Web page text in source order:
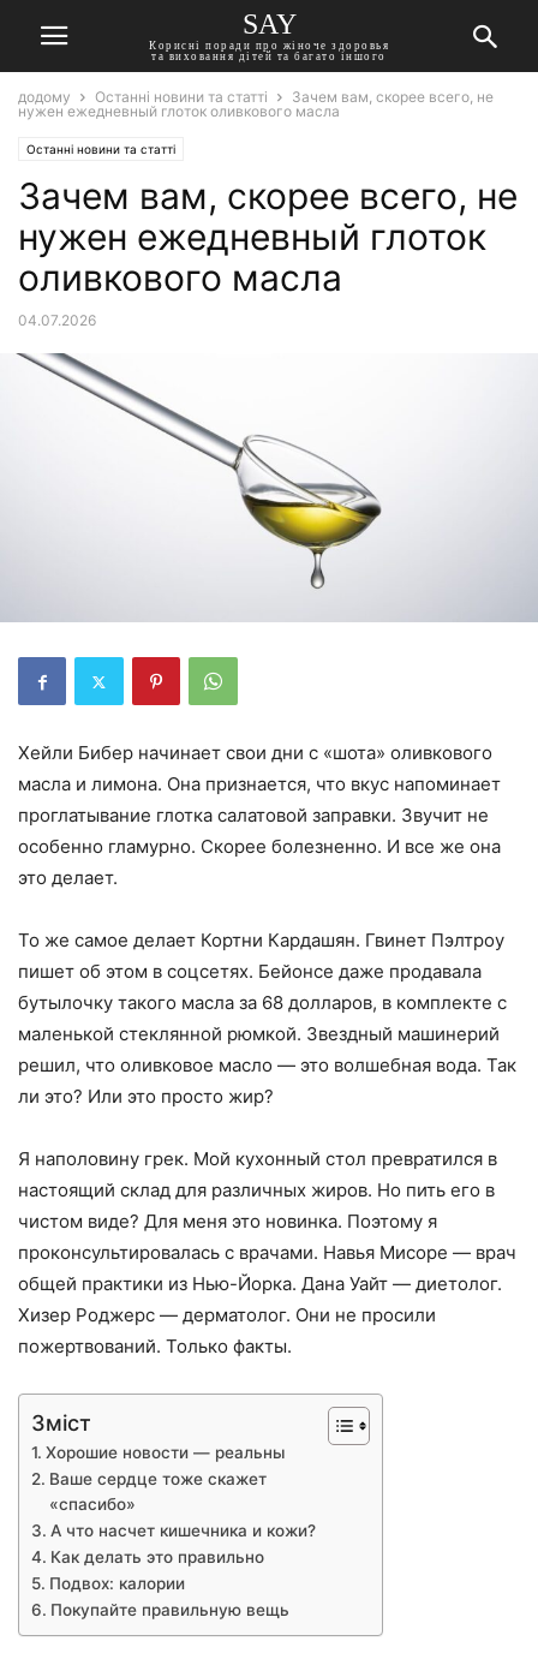
SAY
Корисні поради про жіноче здоровья
та виховання дітей та багато іншого
додому Останні новини та статті
Зачем вам, скорее всего, не
нужен ежедневный глоток оливкового масла
Останні новини та статті
Зачем вам, скорее всего, не
нужен ежедневный глоток
оливкового масла
04.07.2026
Хейли Бибер начинает свои дни с «шота» оливкового
масла и лимона. Она признается, что вкус напоминает
проглатывание глотка салатовой заправки. Звучит не
особенно гламурно. Скорее болезненно. И все же она
это делает.
То же самое делает Кортни Кардашян. Гвинет Пэлтроу
пишет об этом в соцсетях. Бейонсе даже продавала
бутылочку такого масла за 68 долларов, в комплекте с
маленькой стеклянной рюмкой. Звездный машинерий
решил, что оливковое масло — это волшебная вода. Так
ли это? Или это просто жир?
Я наполовину грек. Мой кухонный стол превратился в
настоящий склад для различных жиров. Но пить его в
чистом виде? Для меня это новинка. Поэтому я
проконсультировалась с врачами. Навья Мисоре — врач
общей практики из Нью-Йорка. Дана Уайт — диетолог.
Хизер Роджерс — дерматолог. Они не просили
пожертвований. Только факты.
Зміст
Хорошие новости — реальны
Ваше сердце тоже скажет
«спасибо»
А что насчет кишечника и кожи?
Как делать это правильно
Подвох: калории
Покупайте правильную вещь